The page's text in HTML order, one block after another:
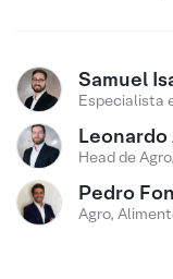
Samuel
Especialista
Head de
Pedro
Agro,